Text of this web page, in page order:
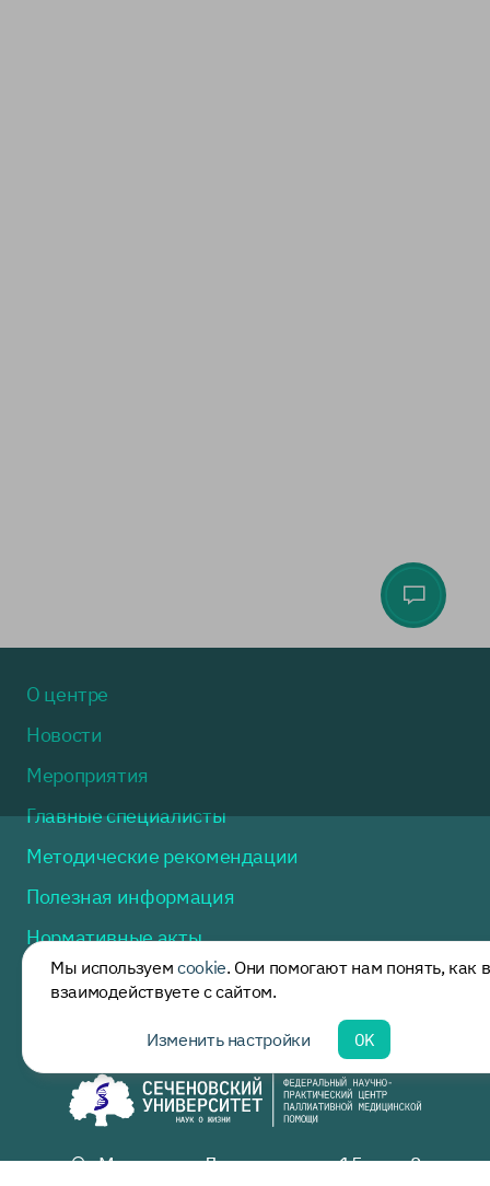
Москва, ул. Доватора, дом 15, стр. 2
О центре
Новости
Мероприятия
Главные специалисты
Методические рекомендации
Полезная информация
Нормативные акты
Горячая линия
Мы используем cookie. Они помогают нам понять, как
взаимодействуете с сайтом.
Изменить настройки OK